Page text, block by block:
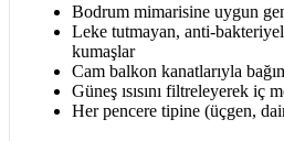
Bodrum mimarisine uygun
Leke tutmayan, anti-
kumaşlar
Cam balkon kanatlarıyla
Güneş ısısını filtreleyerek iç
Her pencere tipine (üçgen,